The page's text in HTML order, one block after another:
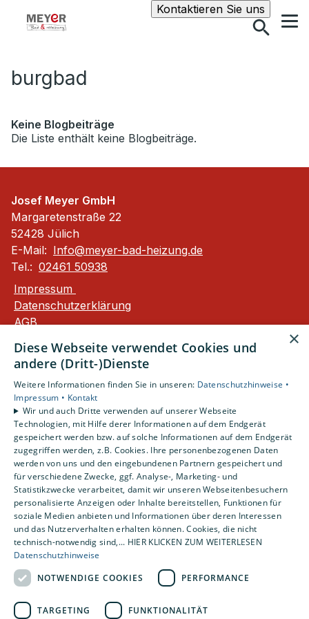
Kontaktieren Sie unsSuche
burgbad
Keine Blogbeiträge
Die Liste enthält keine Blogbeiträge.
Josef Meyer GmbH
Margaretenstraße 22
52428 Jülich
E-Mail: Info@meyer-bad-heizung.de
Tel.: 02461 50938
Impressum
Datenschutzerklärung
AGB
Unsere Bereiche
Privatkunden
Gewerbekunden
Karriere
Unternehmen
Kontakt
×
Diese Webseite verwendet Cookies und
andere (Dritt-)Dienste
Weitere Informationen finden Sie in unseren: Datenschutzhinweise •
Impressum • Kontakt
Wir und auch Dritte verwenden auf unserer Webseite
Technologien, mit Hilfe derer Informationen auf dem Endgerät
gespeichert werden bzw. auf solche Informationen auf dem Endgerät
zugegriffen werden, z.B. Cookies. Ihre personenbezogenen Daten
werden von uns und den eingebundenen Partnern gespeichert und
für verschiedene Zwecke, ggf. Analyse-, Marketing- und
Statistikzwecke verarbeitet, damit wir unseren Webseitenbesuchern
personalisierte Anzeigen oder Inhalte bereitstellen, Funktionen für
soziale Medien anbieten und Informationen über deren Interessen
und das Nutzerverhalten erhalten können. Cookies, die nicht
technisch-notwendig sind,... HIER KLICKEN ZUM WEITERLESEN
Datenschutzhinweise
NOTWENDIGE COOKIES
PERFORMANCE
TARGETING FUNKTIONALITÄT